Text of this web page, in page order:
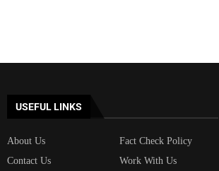
USEFUL LINKS
About Us
Fact Check Policy
Contact Us
Work With Us